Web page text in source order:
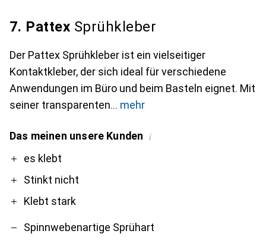
7. Pattex Sprühkleber
Der Pattex Sprühkleber ist ein vielseitiger
Kontaktkleber, der sich ideal für verschiedene
Anwendungen im Büro und beim Basteln eignet. Mit
seiner transparenten
mehr
Das meinen unsere Kunden i
Proes klebt
Stinkt nicht
Klebt stark
Contra
Spinnwebenartige Sprühart